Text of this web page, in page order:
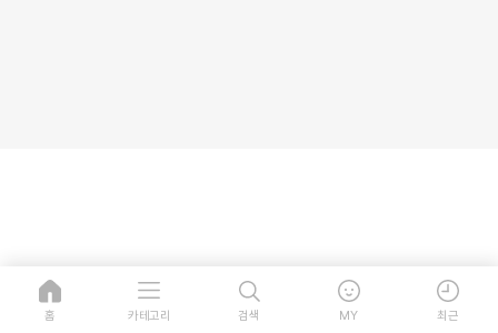
홈 카테고리 검색 MY 최근